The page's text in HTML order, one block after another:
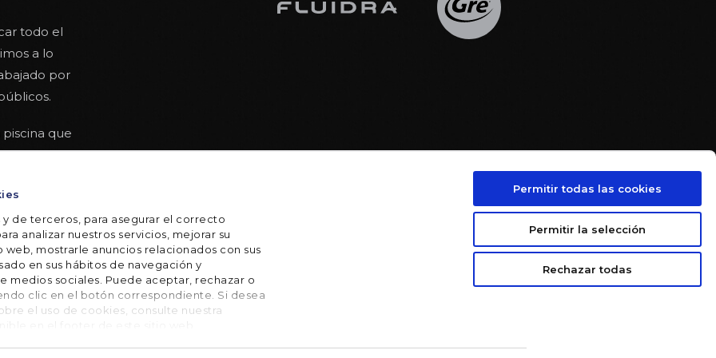
de terceros, para asegurar el correcto
analizar nuestros servicios, mejorar su
mostrarle anuncios relacionados con sus
en sus hábitos de navegación y
medios sociales. Puede aceptar, rechazar o
clic en el botón correspondiente. Si desea
el uso de cookies, consulte nuestra
Permitir todas las cookies
Permitir la selección
Rechazar todas
todo el
a lo
por
que
leer
Política de privacidad Política de cookies